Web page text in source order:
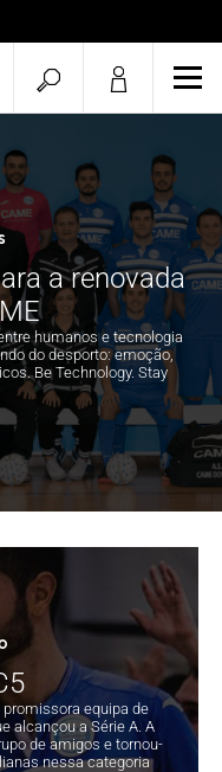
pesquisa
aberta
a renovada
humanos e tecnologia
do desporto: emoção,
Be Technology. Stay
equipa de
alcançou a Série A. A
de amigos e tornou-
nessa categoria